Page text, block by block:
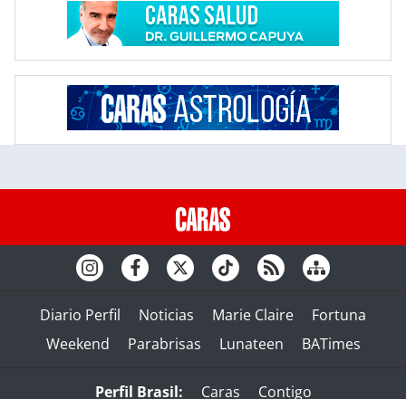
Diario Perfil Noticias Marie Claire
Fortuna
Weekend
Parabrisas Lunateen BATimes
Perfil Brasil: Caras Contigo